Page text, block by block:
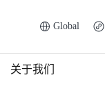
Global
关于我们